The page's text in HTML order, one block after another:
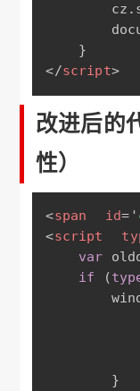
        cz
.
}
</script>
改进后的
性）
<span id= '
<script
var
if
(
}